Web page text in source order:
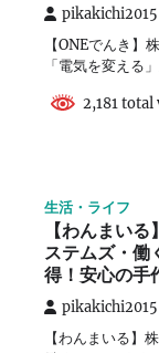
pikakichi2015
【ONEでんき】
「電気を変える
2,181 total
生活・ライフ
【わんまい
ステムズ・
得！安心の手
pikakichi2015
【わんまいる】